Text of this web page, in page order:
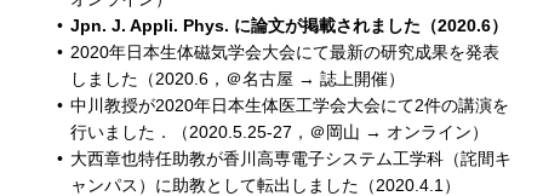
Jpn. J. Appli. Phys. に論文が掲載されました（2020.6）
2020年日本生体磁気学会大会にて最新の研究成果を発表
しました（2020.6，＠名古屋 → 誌上開催）
中川教授が2020年日本生体医工学会大会にて2件の講演を
行いました．（2020.5.25-27，＠岡山 → オンライン）
大西章也特任助教が香川高専電子システム工学科（詫間キ
ャンパス）に助教として転出しました（2020.4.1）